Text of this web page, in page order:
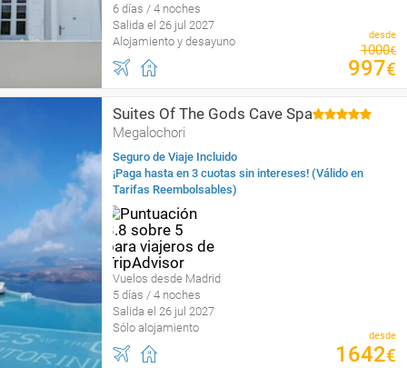
6 días / 4 noches
Salida el 26 jul 2027
Alojamiento y desayuno
desde
1000€
997€
Suites Of The Gods Cave Spa
Megalochori
Seguro de Viaje Incluido
¡Paga hasta en 3 cuotas sin intereses! (Válido en
Tarifas Reembolsables)
Vuelos desde Madrid
5 días / 4 noches
Salida el 26 jul 2027
Sólo alojamiento
desde
1642€